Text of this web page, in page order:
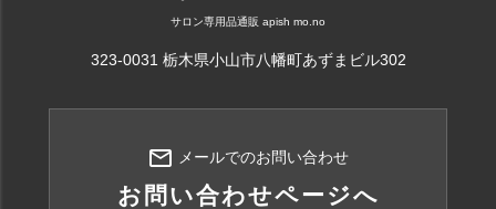
サロン専用品通販 apish mo.no
323-0031 栃木県小山市八幡町あずまビル302
mail_outline メールでのお問い合わせ
お問い合わせページへ